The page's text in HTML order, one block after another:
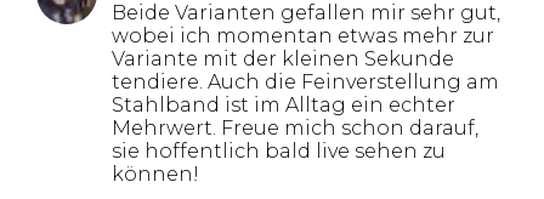
Beide Varianten gefallen mir sehr gut,
wobei ich momentan etwas mehr zur
Variante mit der kleinen Sekunde
tendiere. Auch die Feinverstellung am
Stahlband ist im Alltag ein echter
Mehrwert. Freue mich schon darauf,
sie hoffentlich bald live sehen zu
können!